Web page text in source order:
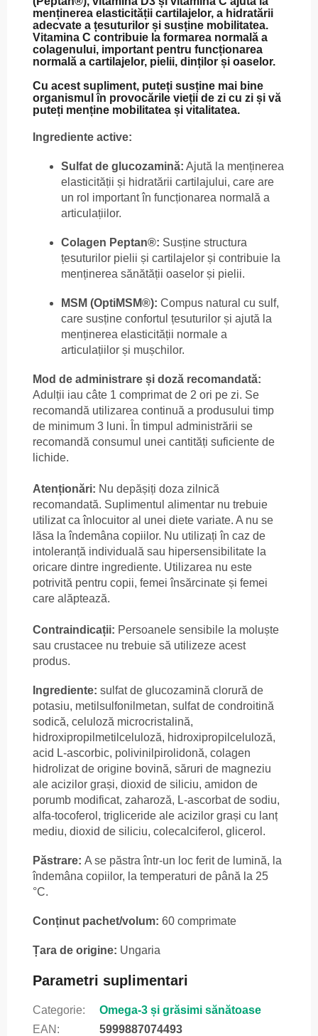
menținerea elasticității cartilajelor, a hidratării
adecvate a țesuturilor și susține mobilitatea.
Vitamina C contribuie la formarea normală a
colagenului, important pentru funcționarea
normală a cartilajelor, pielii, dinților și oaselor.
Cu acest supliment, puteți susține mai bine
organismul în provocările vieții de zi cu zi și vă
puteți menține mobilitatea și vitalitatea.
Ingrediente active:
Sulfat de glucozamină: Ajută la menținerea
elasticității și hidratării cartilajului, care are
un rol important în funcționarea normală a
articulațiilor.
Colagen Peptan®: Susține structura
țesuturilor pielii și cartilajelor și contribuie la
menținerea sănătății oaselor și pielii.
MSM (OptiMSM®): Compus natural cu sulf,
care susține confortul țesuturilor și ajută la
menținerea elasticității normale a
articulațiilor și mușchilor.
Mod de administrare și doză recomandată:
Adulții iau câte 1 comprimat de 2 ori pe zi. Se
recomandă utilizarea continuă a produsului timp
de minimum 3 luni. În timpul administrării se
recomandă consumul unei cantități suficiente de
lichide.
Atenționări: Nu depășiți doza zilnică
recomandată. Suplimentul alimentar nu trebuie
utilizat ca înlocuitor al unei diete variate. A nu se
lăsa la îndemâna copiilor. Nu utilizați în caz de
intoleranță individuală sau hipersensibilitate la
oricare dintre ingrediente. Utilizarea nu este
potrivită pentru copii, femei însărcinate și femei
care alăptează.
Contraindicații: Persoanele sensibile la moluște
sau crustacee nu trebuie să utilizeze acest
produs.
Ingrediente: sulfat de glucozamină clorură de
potasiu, metilsulfonilmetan, sulfat de condroitină
sodică, celuloză microcristalină,
hidroxipropilmetilceluloză, hidroxipropilceluloză,
acid L-ascorbic, polivinilpirolidonă, colagen
hidrolizat de origine bovină, săruri de magneziu
ale acizilor grași, dioxid de siliciu, amidon de
porumb modificat, zaharoză, L-ascorbat de sodiu,
alfa-tocoferol, trigliceride ale acizilor grași cu lanț
mediu, dioxid de siliciu, colecalciferol, glicerol.
Păstrare: A se păstra într-un loc ferit de lumină, la
îndemâna copiilor, la temperaturi de până la 25
°C.
Conținut pachet/volum: 60 comprimate
Țara de origine: Ungaria
Parametri suplimentari
Categorie:
Omega-3 și grăsimi sănătoase
EAN : 5999887074493